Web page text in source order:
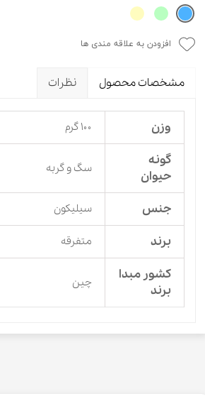
افزودن به علاقه مندی ها
مشخصات محصول نظرات
وزن ۱۰۰ گرم
گونه
حیوان
سگ و گربه
جنس سیلیکون
برند متفرقه
کشور مبدا
برند
چین